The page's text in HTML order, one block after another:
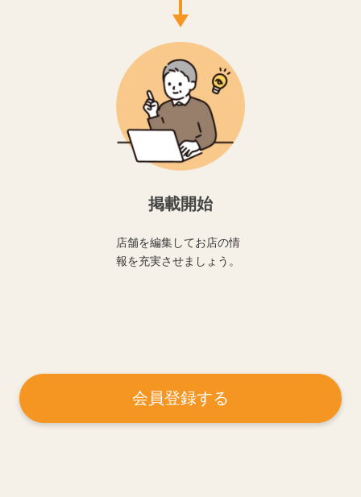
掲載開始
店舗を編集してお店の情
報を充実させましょう。
会員登録する